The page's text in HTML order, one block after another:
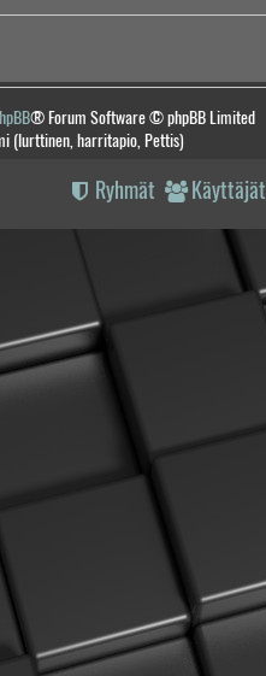
® Forum Software © phpBB Limited
(lurttinen, harritapio, Pettis)
Käyttäjät
Ryhmät